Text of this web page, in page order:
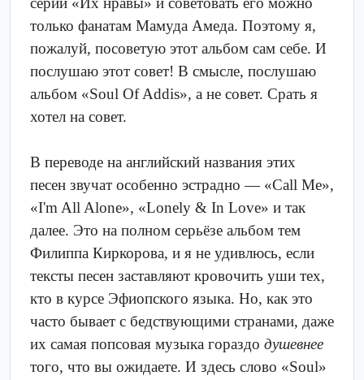
только фанатам Мамуда Амеда. Поэтому я,
пожалуй, посоветую этот альбом сам себе. И
послушаю этот совет! В смысле, послушаю
альбом «Soul Of Addis», а не совет. Срать я
хотел на совет.
В переводе на английский названия этих
песен звучат особенно эстрадно — «Call Me»,
«I'm All Alone», «Lonely & In Love» и так
далее. Это на полном серьёзе альбом тем
Филиппа Киркорова, и я не удивлюсь, если
тексты песен заставляют кровочить уши тех,
кто в курсе Эфиопского языка. Но, как это
часто бывает с бедствующими странами, даже
их самая попсовая музыка гораздо душевнее
того, что вы ожидаете. И здесь слово «Soul»